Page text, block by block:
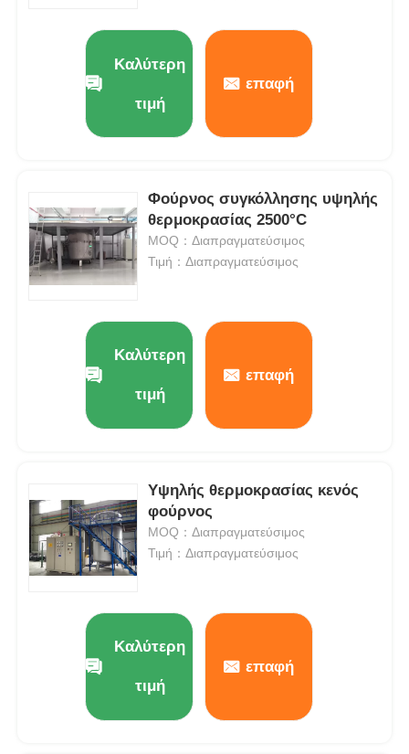
Καλύτερη
τιμή
επαφή
Φούρνος συγκόλλησης υψηλής
θερμοκρασίας 2500°C
MOQ：Διαπραγματεύσιμος
Τιμή：Διαπραγματεύσιμος
Καλύτερη
τιμή
επαφή
Υψηλής θερμοκρασίας κενός
φούρνος
MOQ：Διαπραγματεύσιμος
Τιμή：Διαπραγματεύσιμος
Καλύτερη
τιμή
επαφή